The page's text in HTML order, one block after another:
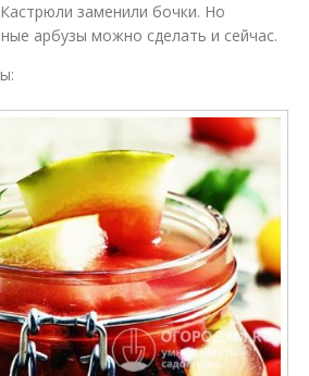
заменили бочки. Но
арбузы можно сделать и сейчас.